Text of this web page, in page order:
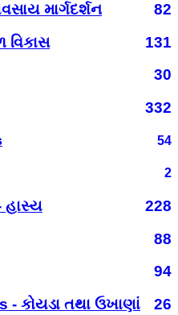
માર્ગદર્શન
82
વિકાસ
131
30
332
54
2
હાસ્ય
228
88
94
- કોયડા તથા ઉખાણાં
26